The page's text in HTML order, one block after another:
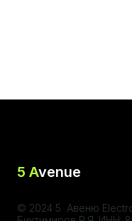
5 Avenue
© 2024 5 Авеню